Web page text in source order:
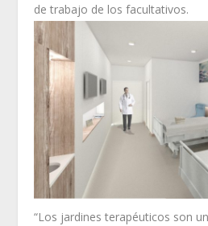
de trabajo de los facultativos.
“Los jardines terapéuticos son